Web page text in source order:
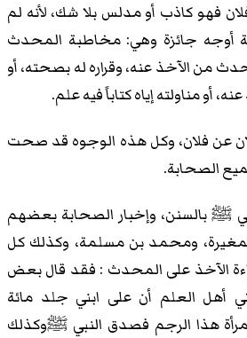
فهو كاذب أو مدلس بلا شك، لأنه لم
أوجه جائزة وهي: مخاطبة المحدث
من الآخذ عنه، وقراره له بصحته، أو
أو مناولته إياه كتاباً فيه علم.
عن فلان، وكل هذه الوجوه قد صحت
الصحابة.
ﷺ بالسنن، وإخبار الصحابة بعضهم
ومحمد بن مسلمة، وكذلك كل
الآخذ على المحدث : فقد قال بعض
أهل العلم أن على ابني جلد مائة
هذا الرجم فصدق النبي ﷺوكذلك